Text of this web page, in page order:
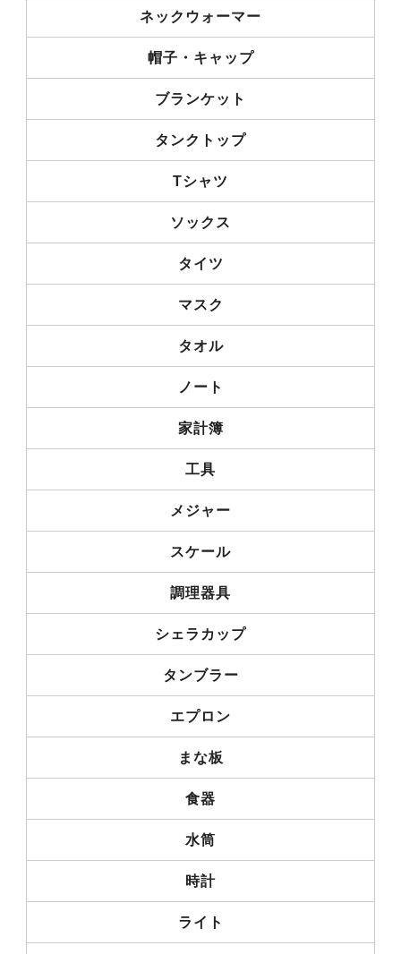
ネックウォーマー
帽子・キャップ
ブランケット
タンクトップ
Tシャツ
ソックス
タイツ
マスク
タオル
ノート
家計簿
工具
メジャー
スケール
調理器具
シェラカップ
タンブラー
エプロン
まな板
食器
水筒
時計
ライト